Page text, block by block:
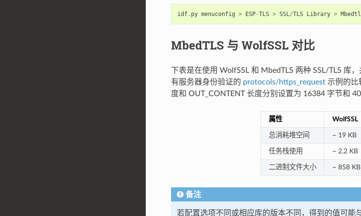
idf. py menuconfig > ESP-TLS > SSL/TLS Library >
MbedTLS 与 WolfSSL 对比
下表是在使用 WolfSSL 和 MbedTLS 两种 SSL/TLS 库
有服务器身份验证的 protocols/https_request示例的比
度和 OUT_CONTENT 长度分别设置为 16384 字节和
属性 WolfSSL
总消耗堆空间 ~ 19 KB
任务栈使用 ~ 2.2 KB
二进制文件大小 ~ 858 KB
备注
若配置选项不同或相应库的版本不同，得到的值可能